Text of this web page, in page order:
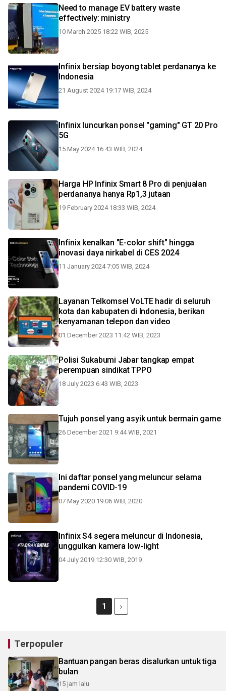
Need to manage EV battery waste
effectively: ministry
10 March 2025 18:22 WIB, 2025
Infinix bersiap boyong tablet perdananya ke
Indonesia
21 August 2024 19:17 WIB, 2024
Infinix luncurkan ponsel "gaming" GT 20 Pro
5G
15 May 2024 16:43 WIB, 2024
Harga HP Infinix Smart 8 Pro di penjualan
perdananya hanya Rp1,3 jutaan
19 February 2024 18:33 WIB, 2024
Infinix kenalkan "E-color shift" hingga
inovasi daya nirkabel di CES 2024
11 January 2024 7:05 WIB, 2024
Layanan Telkomsel VoLTE hadir di seluruh
kota dan kabupaten di Indonesia, berikan
kenyamanan telepon dan video
01 December 2023 11:42 WIB, 2023
Polisi Sukabumi Jabar tangkap empat
perempuan sindikat TPPO
18 July 2023 6:43 WIB, 2023
Tujuh ponsel yang asyik untuk bermain game
26 December 2021 9:44 WIB, 2021
Ini daftar ponsel yang meluncur selama
pandemi COVID-19
07 May 2020 19:06 WIB, 2020
Infinix S4 segera meluncur di Indonesia,
unggulkan kamera low-light
04 July 2019 12:30 WIB, 2019
1
Terpopuler
Bantuan pangan beras disalurkan untuk tiga
bulan
15 jam lalu